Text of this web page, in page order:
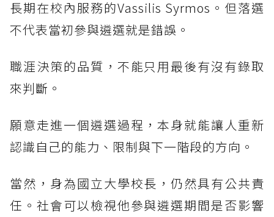
長期在校內服務的Vassilis Syrmos。但落選
不代表當初參與遴選就是錯誤。
職涯決策的品質，不能只用最後有沒有錄取
來判斷。
願意走進一個遴選過程，本身就能讓人重新
認識自己的能力、限制與下一階段的方向。
當然，身為國立大學校長，仍然具有公共責
任。社會可以檢視他參與遴選期間是否影響